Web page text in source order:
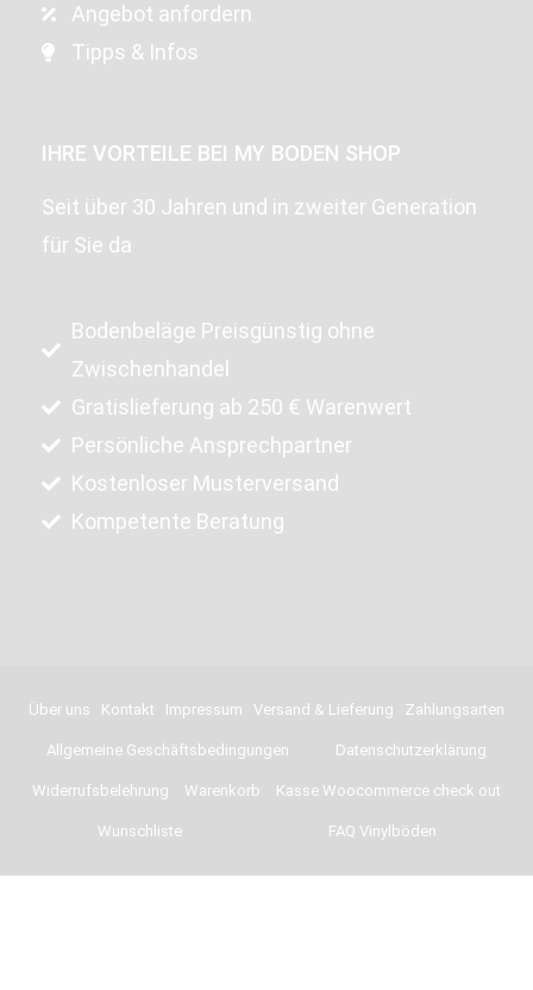
Angebot anfordern
Tipps & Infos
IHRE VORTEILE BEI MY BODEN SHOP
Seit über 30 Jahren und in zweiter Generation
für Sie da
Bodenbeläge Preisgünstig ohne
Zwischenhandel
Gratislieferung ab 250 € Warenwert
Persönliche Ansprechpartner
Kostenloser Musterversand
Kompetente Beratung
Über uns Kontakt Impressum Versand & Lieferung Zahlungsarten
Allgemeine Geschäftsbedingungen Datenschutzerklärung
Widerrufsbelehrung Warenkorb Kasse Woocommerce check out
Wunschliste FAQ Vinylböden